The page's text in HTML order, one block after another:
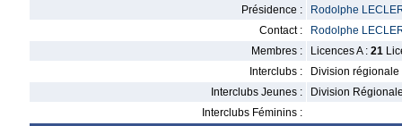
Présidence :
Rodolphe
Contact :
Rodolphe
Membres :
Licences A : 21
Interclubs :
Division régionale
Interclubs Jeunes :
Division
Interclubs Féminins :